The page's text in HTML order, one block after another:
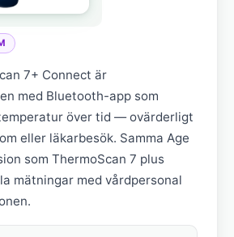
7+ Connect är
med Bluetooth-app som
över tid — ovärderligt
eller läkarbesök. Samma Age
som ThermoScan 7 plus
mätningar med vårdpersonal